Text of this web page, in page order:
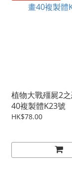
植物大戰殭屍2
40複製體K23號
HK$78.00